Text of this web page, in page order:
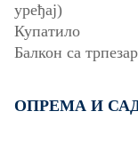
уређај)
Купатило
Балкон са
ОПРЕМА И